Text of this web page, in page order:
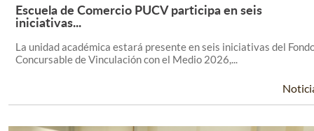
Leer Más +
Escuela de Comercio PUCV participa en seis
iniciativas...
La unidad académica estará presente en seis iniciativas del
Concursable de Vinculación con el Medio 2026,...